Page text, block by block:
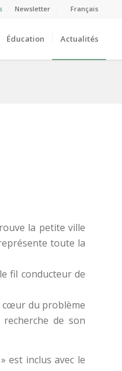
Newsletter Français
Éducation Actualités
la petite ville
toute la
fil conducteur de
cœur du problème
de son
est inclus avec le